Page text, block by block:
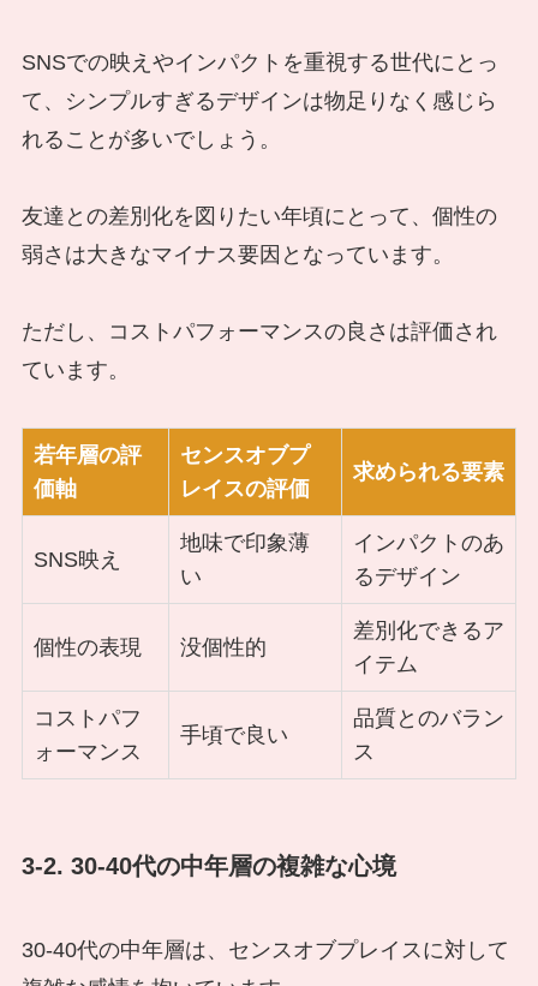
SNSでの映えやインパクトを重視する世代にとっ
て、シンプルすぎるデザインは物足りなく感じら
れることが多いでしょう。
友達との差別化を図りたい年頃にとって、個性の
弱さは大きなマイナス要因となっています。
ただし、コストパフォーマンスの良さは評価され
ています。
若年層の評
価軸
センスオブプ
レイスの評価
求められる要素
SNS映え
地味で印象薄
い
インパクトのあ
るデザイン
個性の表現 没個性的
差別化できるア
イテム
コストパフ
ォーマンス
手頃で良い
品質とのバラン
ス
3-2. 30-40代の中年層の複雑な心境
30-40代の中年層は、センスオブプレイスに対して